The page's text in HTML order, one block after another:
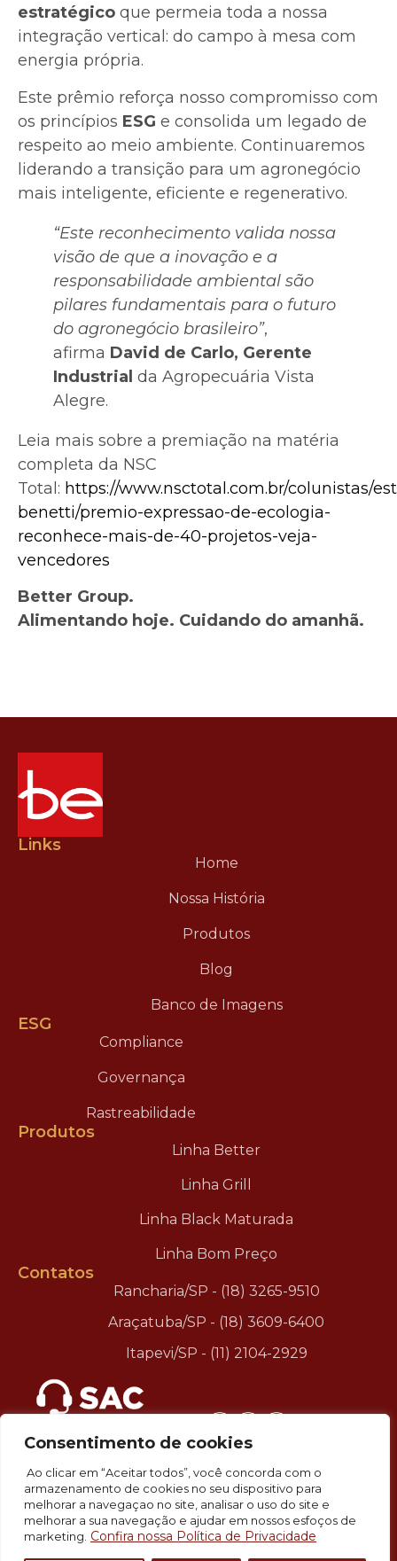
Consentimento de cookies
Ao clicar em “Aceitar todos”, você concorda com o
armazenamento de cookies no seu dispositivo para
melhorar a navegaçao no site, analisar o uso do site e
melhorar a sua navegação e ajudar em nossos esfoços de
marketing. Confira nossa Política de Privacidade
estratégico que permeia toda a nossa
integração vertical: do campo à mesa com
energia própria.
Este prêmio reforça nosso compromisso com
os princípios ESG e consolida um legado de
respeito ao meio ambiente. Continuaremos
liderando a transição para um agronegócio
mais inteligente, eficiente e regenerativo.
“Este reconhecimento valida nossa
visão de que a inovação e a
responsabilidade ambiental são
pilares fundamentais para o futuro
do agronegócio brasileiro”,
afirma David de Carlo, Gerente
Industrial da Agropecuária Vista
Alegre.
Leia mais sobre a premiação na matéria
completa da NSC
Total: https://www.nsctotal.com.br/colunistas/
benetti/premio-expressao-de-ecologia-
reconhece-mais-de-40-projetos-veja-
vencedores
Better Group.
Alimentando hoje. Cuidando do amanhã.
Links
Home
Nossa História
Produtos
Blog
Banco de Imagens
ESG
Compliance
Governança
Rastreabilidade
Produtos
Linha Better
Linha Grill
Linha Black Maturada
Linha Bom Preço
Contatos
Rancharia/SP - (18) 3265-9510
Araçatuba/SP - (18) 3609-6400
Itapevi/SP - (11) 2104-2929
©2026 Better Beef – Todos Direitos Reservados